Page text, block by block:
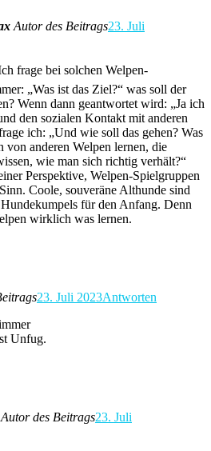
Autor des Beitrags23. Juli
frage bei solchen Welpen-
„Was ist das Ziel?“ was soll der
Wenn dann geantwortet wird: „Ja ich
den sozialen Kontakt mit anderen
ich: „Und wie soll das gehen? Was
von anderen Welpen lernen, die
wie man sich richtig verhält?“
Perspektive, Welpen-Spielgruppen
Coole, souveräne Althunde sind
für den Anfang. Denn
wirklich was lernen.
23. Juli 2023Antworten
Unfug.
Autor des Beitrags23. Juli